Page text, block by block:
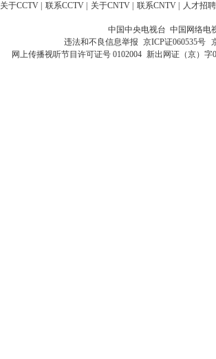
关于CCTV 联系CCTV 关于CNTV 联系CNTV 人才招聘
中国中央电视台 中国网络电
违法和不良信息举报 京ICP证060535号
网上传播视听节目许可证号 0102004 新出网证（京）